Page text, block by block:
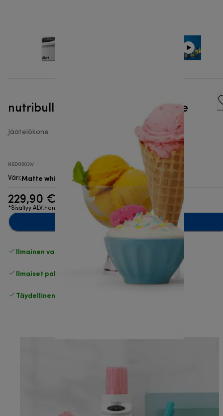
nutribullet® Chill™ – jäätelökone
Jäätelökone
NBD0503W
Väri:Matte white
229,90 €
*Sisältyy ALV:hen
Lisää ostoskoriin
Ilmainen vakiotoimitus yli 49 €
Ilmaiset palautukset
Täydellinen valmistajan takuu